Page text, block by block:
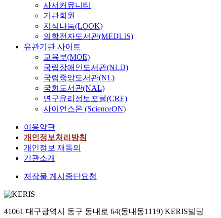
사서커뮤니티
기관회원
지식나눔(LOOK)
의학전자도서관(MEDLIS)
유관기관 사이트
교육부(MOE)
국립장애인도서관(NLD)
국립중앙도서관(NL)
국회도서관(NAL)
연구윤리정보포털(CRE)
사이언스온 (ScienceON)
이용약관
개인정보처리방침
개인정보 재동의
기관소개
저작물 게시중단요청
41061 대구광역시 동구 동내로 64(동내동1119) KERIS빌딩